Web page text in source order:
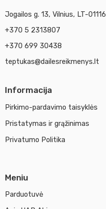
Jogailos g. 13, Vilnius, LT-01116
+370 5 2313807
+370 699 30438
teptukas@dailesreikmenys.lt
Informacija
Pirkimo-pardavimo taisyklės
Pristatymas ir grąžinimas
Privatumo Politika
Meniu
Parduotuvė